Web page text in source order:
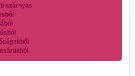
szárnyas